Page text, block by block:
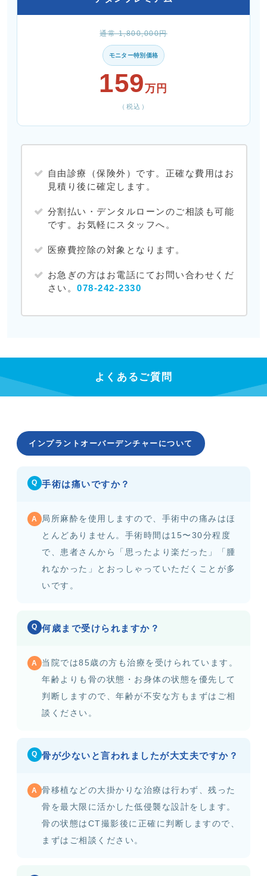
通常 1,800,000円
モニター特別価格
159万円
（税込）
自由診療（保険外）です。正確な費用はお
見積り後に確定します。
分割払い・デンタルローンのご相談も可能
です。お気軽にスタッフへ。
医療費控除の対象となります。
お急ぎの方はお電話にてお問い合わせくだ
さい。 078-242-2330
よくあるご質問
インプラントオーバーデンチャーについて
Q 手術は痛いですか？
A
局所麻酔を使用しますので、手術中の痛みはほ
とんどありません。手術時間は15〜30分程度
で、患者さんから「思ったより楽だった」「腫
れなかった」とおっしゃっていただくことが多
いです。
Q 何歳まで受けられますか？
A
当院では85歳の方も治療を受けられています。
年齢よりも骨の状態・お身体の状態を優先して
判断しますので、年齢が不安な方もまずはご相
談ください。
Q 骨が少ないと言われましたが大丈夫ですか？
A
骨移植などの大掛かりな治療は行わず、残った
骨を最大限に活かした低侵襲な設計をします。
骨の状態はCT撮影後に正確に判断しますので、
まずはご相談ください。